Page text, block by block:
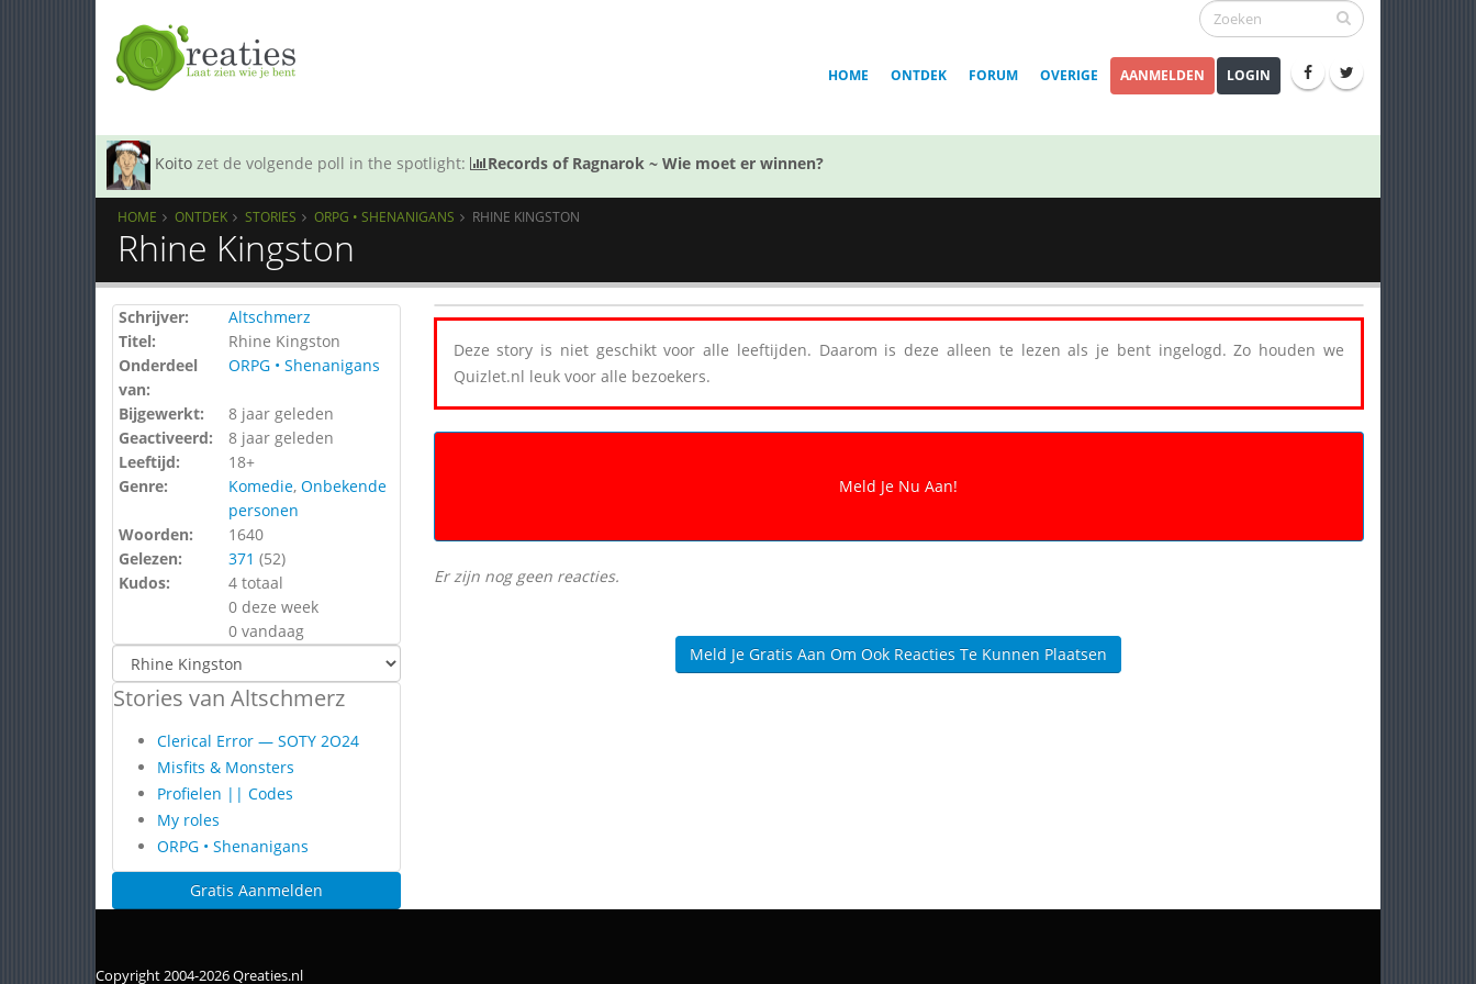
HOME ONTDEK FORUM OVERIGE AANMELDEN LOGIN
Koito zet de volgende poll in the spotlight: Records of Ragnarok ~ Wie moet er winnen?
HOME ONTDEK STORIES ORPG • SHENANIGANS RHINE KINGSTON
Rhine Kingston
Schrijver:
Altschmerz
Titel:
Rhine Kingston
Onderdeel
van:
ORPG • Shenanigans
Bijgewerkt:
8 jaar geleden
Geactiveerd:
8 jaar geleden
Leeftijd:
18+
Genre:
Komedie, Onbekende
personen
Woorden:
1640
Gelezen:
371 (52)
Kudos:
4 totaal
0 deze week
0 vandaag
Stories van Altschmerz
Clerical Error — SOTY 2O24
Misfits & Monsters
Profielen || Codes
My roles
ORPG • Shenanigans
Gratis Aanmelden
Deze story is niet geschikt voor alle leeftijden. Daarom is deze alleen te lezen als je bent ingelogd. Zo houden we
Quizlet.nl leuk voor alle bezoekers.
Er zijn nog geen reacties.
Meld Je Gratis Aan Om Ook Reacties Te Kunnen Plaatsen
Copyright 2004-2026 Qreaties.nl